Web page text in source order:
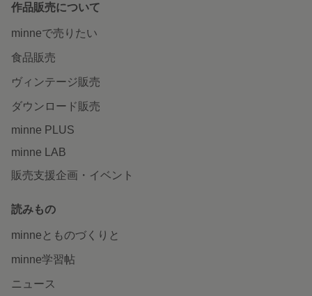
作品販売について
minneで売りたい
食品販売
ヴィンテージ販売
ダウンロード販売
minne PLUS
minne LAB
販売支援企画・イベント
読みもの
minneとものづくりと
minne学習帖
ニュース